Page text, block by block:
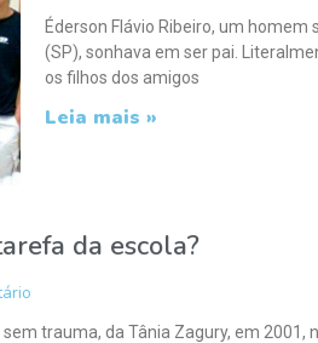
Éderson Flávio Ribeiro, um homem
(SP), sonhava em ser pai.
os filhos dos amigos
Leia mais »
da escola?
trauma, da Tânia Zagury, em 2001,